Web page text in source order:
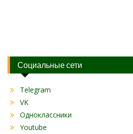
Социальные сети
Telegram
VK
Одноклассники
Youtube